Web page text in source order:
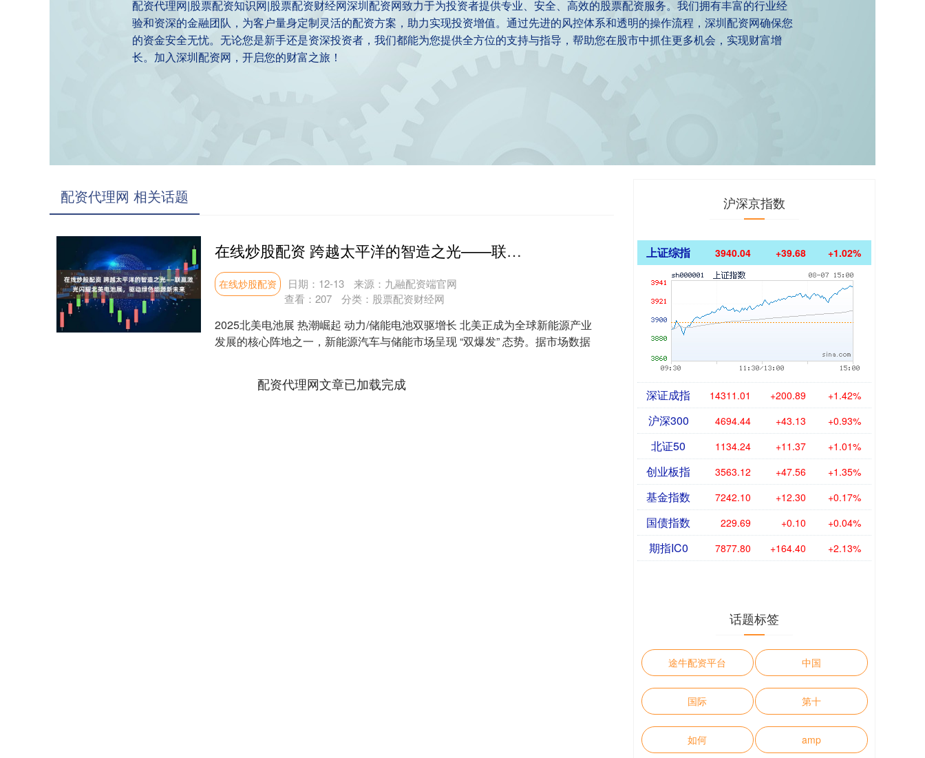
配资代理网|股票配资知识网|股票配资财经网深圳配资网致力于为投资者提供专业、安全、高效的股票配资服务。我们拥有丰富的行业经
验和资深的金融团队，为客户量身定制灵活的配资方案，助力实现投资增值。通过先进的风控体系和透明的操作流程，深圳配资网确保您
的资金安全无忧。无论您是新手还是资深投资者，我们都能为您提供全方位的支持与指导，帮助您在股市中抓住更多机会，实现财富增
长。加入深圳配资网，开启您的财富之旅！
配资代理网 相关话题
在线炒股配资 跨越太平洋的智造之光——联赢激光闪耀北美电池展，驱动绿色能源新未来
在线炒股配资 日期：12-13
来源：九融配资端官网
查看： 207 分类： 股票配资财经网
2025北美电池展 热潮崛起 动力/储能电池双驱增长 北美正成为全球新能源产业
发展的核心阵地之一，新能源汽车与储能市场呈现 “双爆发” 态势。据市场数据
配资代理网文章已加载完成
沪深京指数
上证综指 3940.04 +39.68 +1.02%
深证成指 14311.01 +200.89 +1.42%
沪深300 4694.44 +43.13 +0.93%
北证50 1134.24 +11.37 +1.01%
创业板指 3563.12 +47.56 +1.35%
基金指数 7242.10 +12.30 +0.17%
国债指数 229.69 +0.10 +0.04%
期指IC0 7877.80 +164.40 +2.13%
话题标签
途牛配资平台 中国
国际 第十
如何 amp